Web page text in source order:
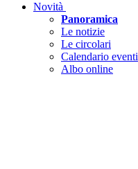
Novità
Panoramica
Le notizie
Le circolari
Calendario eventi
Albo online